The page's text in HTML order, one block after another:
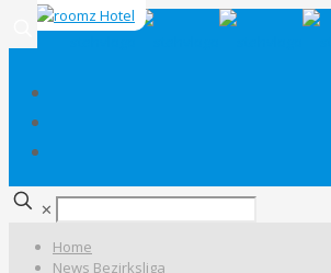
✕
Home
News Bezirksliga